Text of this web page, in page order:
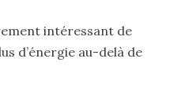
intéressant de
d’énergie au-delà de